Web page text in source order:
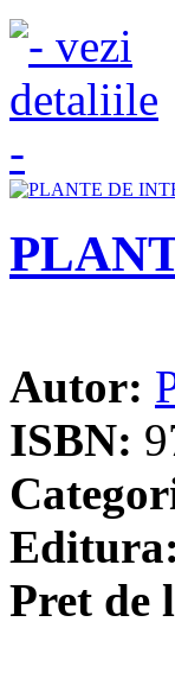
Autor:
ISBN:
Editura:
Pret de